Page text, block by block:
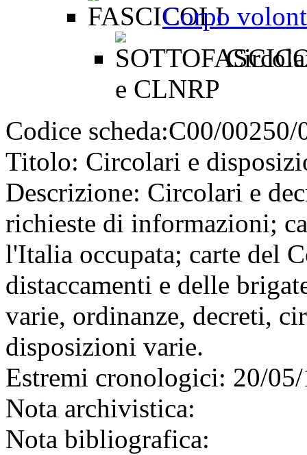
Corpo
e CLNRP
Codice scheda:C00/00250/
Titolo: Circolari e
Descrizione: Circolari e
richieste di informazioni;
l'Italia occupata; carte del
distaccamenti e delle
varie, ordinanze, decreti,
disposizioni varie.
Estremi cronologici: 20/
Nota archivistica:
Nota bibliografica: